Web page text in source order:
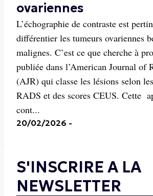
ovariennes
L’échographie de contraste est
différentier les tumeurs ovariennes
malignes. C’est ce que cherche à
publiée dans l’American Journal of
(AJR) qui classe les lésions selon
RADS et des scores CEUS. Cette
cont...
20/02/2026 -
S'INSCRIRE A LA
NEWSLETTER